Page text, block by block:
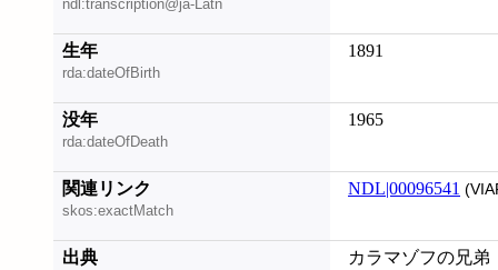
ndl:transcription@ja-Latn
生年
rda:dateOfBirth
1891
没年
rda:dateOfDeath
1965
関連リンク
skos:exactMatch
NDL|00096541
出典
カラマゾフの兄弟